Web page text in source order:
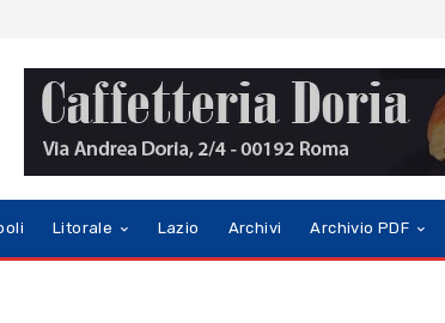
Litorale Lazio Archivi Archivio PDF